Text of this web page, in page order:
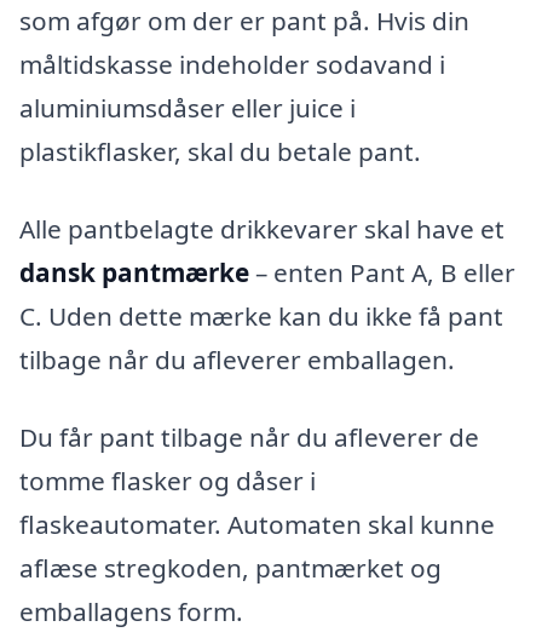
som afgør om der er pant på. Hvis din
måltidskasse indeholder sodavand i
aluminiumsdåser eller juice i
plastikflasker, skal du betale pant.
Alle pantbelagte drikkevarer skal have et
dansk pantmærke– enten Pant A, B eller
C. Uden dette mærke kan du ikke få pant
tilbage når du afleverer emballagen.
Du får pant tilbage når du afleverer de
tomme flasker og dåser i
flaskeautomater. Automaten skal kunne
aflæse stregkoden, pantmærket og
emballagens form.